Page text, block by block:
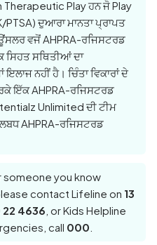
Play ਹਨ ਜੋ Play
ਦੁਆਰਾ ਮਾਨਤਾ ਪ੍ਰਾਪਤ
ਵਜੋਂ AHPRA-ਰਜਿਸਟਰਡ
ਸਿਹਤ ਸਥਿਤੀਆਂ ਦਾ
ਨਹੀਂ ਹੈ। ਚਿੰਤਾ ਵਿਕਾਰਾਂ ਦੇ
ਇੱਕ AHPRA-ਰਜਿਸਟਰਡ
Unlimited ਦੀ ਟੀਮ
AHPRA-ਰਜਿਸਟਰਡ
someone you know
contact Lifeline on 13
22 4636 , or Kids Helpline
call 000